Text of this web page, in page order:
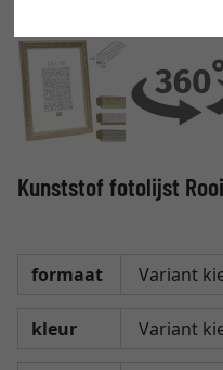
Kunststof fotolijst
formaat
kleur